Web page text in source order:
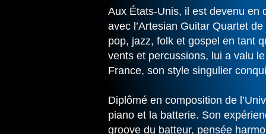
Aux États-Unis, il est devenu en
avec l’Artesian Guitar Quartet
pop, jazz, folk et gospel en tant
vents et percussions, lui a valu
France, son style singulier
Diplômé en composition de
piano et la batterie. Son
groove du batteur, pensée